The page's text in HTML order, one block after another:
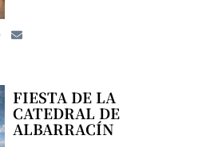
FIESTA DE LA
CATEDRAL DE
ALBARRACÍN